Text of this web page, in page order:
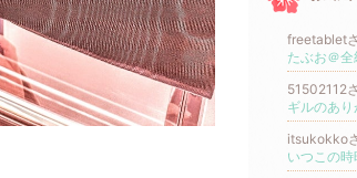
freetablet
たぶお＠
51502112
ギルのあ
itsukokko
いつこの